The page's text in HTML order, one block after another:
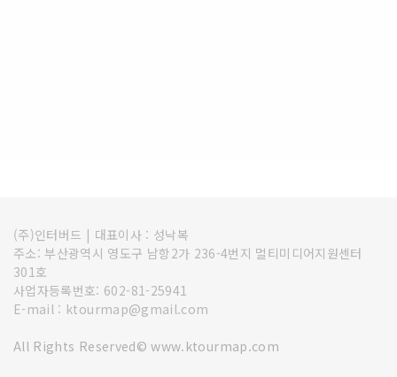
(주)인터버드 | 대표이사 : 성낙복
주소: 부산광역시 영도구 남항2가 236-4번지 멀티미디어지원센터
301호
사업자등록번호: 602-81-25941
E-mail : ktourmap@gmail.com
All Rights Reserved© www.ktourmap.com